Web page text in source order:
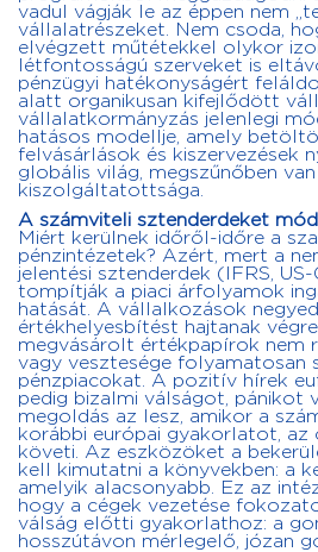
vadul vágják le az éppen nem
vállalatrészeket. Nem csoda,
elvégzett műtétekkel olykor
létfontosságú szerveket is
pénzügyi hatékonyságért
alatt organikusan kifejlődött
vállalatkormányzás jelenlegi
hatásos modellje, amely
felvásárlások és kiszervezések
globális világ, megszűnőben
kiszolgáltatottsága.
A számviteli sztenderdeket
Miért kerülnek időről-időre a
pénzintézetek? Azért, mert a
jelentési sztenderdek (IFRS,
tompítják a piaci árfolyamok
hatását. A vállalkozások
értékhelyesbítést hajtanak
megvásárolt értékpapírok nem
vagy vesztesége folyamatosan
pénzpiacokat. A pozitív hírek
pedig bizalmi válságot, pánikot
megoldás az lesz, amikor a
korábbi európai gyakorlatot, az
követi. Az eszközöket a
kell kimutatni a könyvekben: a
amelyik alacsonyabb. Ez az
hogy a cégek vezetése
válság előtti gyakorlathoz: a
hosszútávon mérlegelő, józan